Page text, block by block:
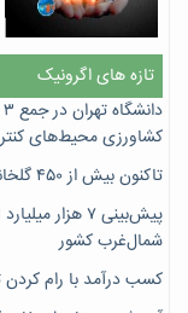
تازه های اگرونیک
کشاورزی محیط‌های
تاکنون بیش از ۴۵۰ گلخانه و باغ استان یزد شناسنامه‌دار شده‌اند
پیش‌بینی ۷‌
شمال‌غرب کشور
کسب درآمد با رام